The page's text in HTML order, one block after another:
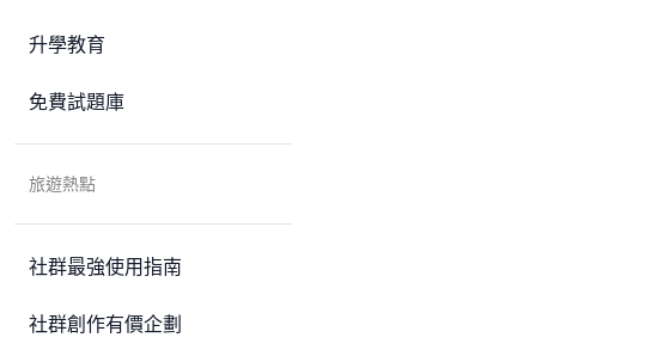
升學教育
免費試題庫
旅遊熱點
社群最強使用指南
社群創作有價企劃